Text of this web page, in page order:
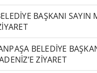
BAŞKANI SAYIN
BELEDİYE
ZİYARET